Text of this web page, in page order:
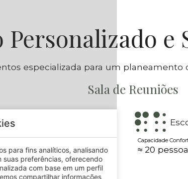
Personalizado e
especializada para um
Sala de Reuniões
≈ 30 pessoas
Capacidade
≈ 20
para fins analíticos, analisando
preferências, oferecendo
com base em um perfil
compartilhar informações